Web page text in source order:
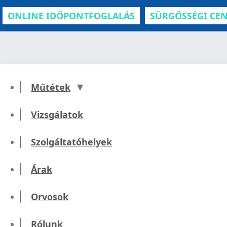
ONLINE IDŐPONTFOGLALÁS SÜRGŐSSÉGI
Műtétek
Vizsgálatok
Szolgáltatóhelyek
Árak
Orvosok
Rólunk
Eger